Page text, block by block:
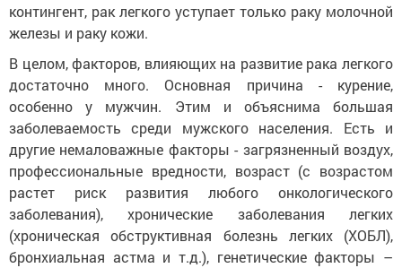
контингент, рак легкого уступает только раку молочной
железы и раку кожи.
В целом, факторов, влияющих на развитие рака легкого
достаточно много. Основная причина - курение,
особенно у мужчин. Этим и объяснима большая
заболеваемость среди мужского населения. Есть и
другие немаловажные факторы - загрязненный воздух,
профессиональные вредности, возраст (с возрастом
растет риск развития любого онкологического
заболевания), хронические заболевания легких
(хроническая обструктивная болезнь легких (ХОБЛ),
бронхиальная астма и т.д.), генетические факторы –